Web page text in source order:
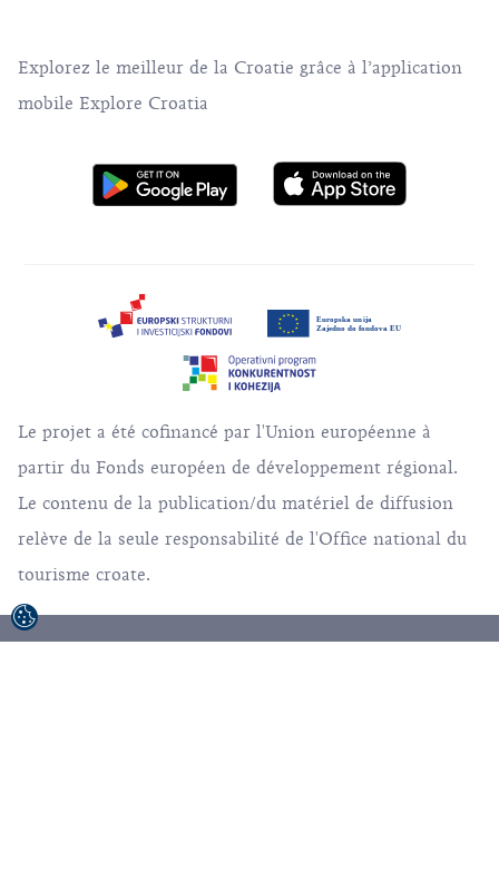
Explorez le meilleur de la Croatie grâce à l’application
mobile Explore Croatia
Le projet a été cofinancé par l'Union européenne à
partir du Fonds européen de développement régional.
Le contenu de la publication/du matériel de diffusion
relève de la seule responsabilité de l'Office national du
tourisme croate.